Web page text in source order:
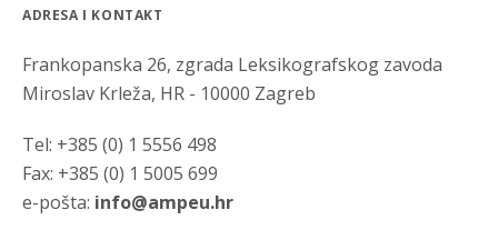
ADRESA I KONTAKT
Frankopanska 26, zgrada Leksikografskog zavoda
Miroslav Krleža, HR - 10000 Zagreb
Tel: +385 (0) 1 5556 498
Fax: +385 (0) 1 5005 699
e-pošta: info@ampeu.hr